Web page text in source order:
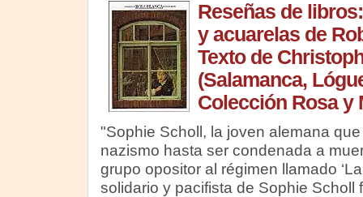
Reseñas de
y acuarelas de
Texto de
(Salamanca,
Colección Rosa y
"Sophie Scholl, la joven alemana
nazismo hasta ser condenada a
grupo opositor al régimen llamado
solidario y pacifista de Sophie Scholl